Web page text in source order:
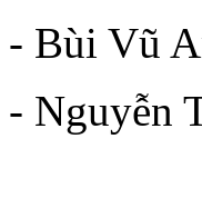
- Bùi Vũ
- Nguyễn